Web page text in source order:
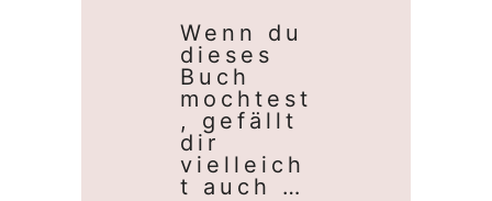
Wenn du
dieses
Buch
mochtest
, gefällt
dir
vielleich
t auch …